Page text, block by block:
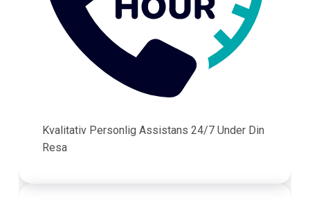
Kvalitativ Personlig Assistans 24/7 Under Din
Resa